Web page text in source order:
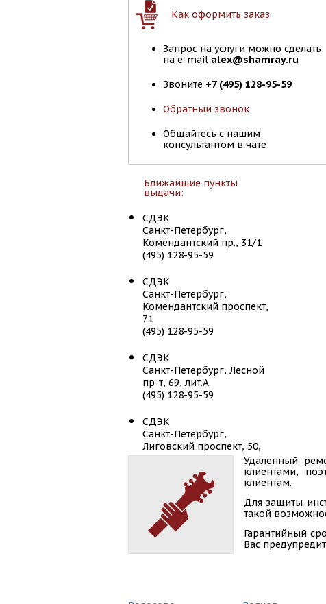
Как оформить заказ
Запрос на услуги можно сделать
на e-mail alex@shamray.ru
Звоните +7 (495) 128-95-59
Обратный звонок
Общайтесь с нашим
консультантом в чате
Ближайшие пункты
выдачи:
СДЭК
Санкт-Петербург,
Комендантский пр., 31/1
(495) 128-95-59
СДЭК
Санкт-Петербург,
Комендантский проспект,
71
(495) 128-95-59
СДЭК
Санкт-Петербург, Лесной
пр-т, 69, лит.А
(495) 128-95-59
СДЭК
Санкт-Петербург,
Лиговский проспект, 50,
лит Х
(495) 128-95-59
Санкт-Петербург,
Лиговский пр-т, д.50,
корп.13
Удаленный
клиентами,
клиентам.
Для защиты
такой
Гарантийный
Вас